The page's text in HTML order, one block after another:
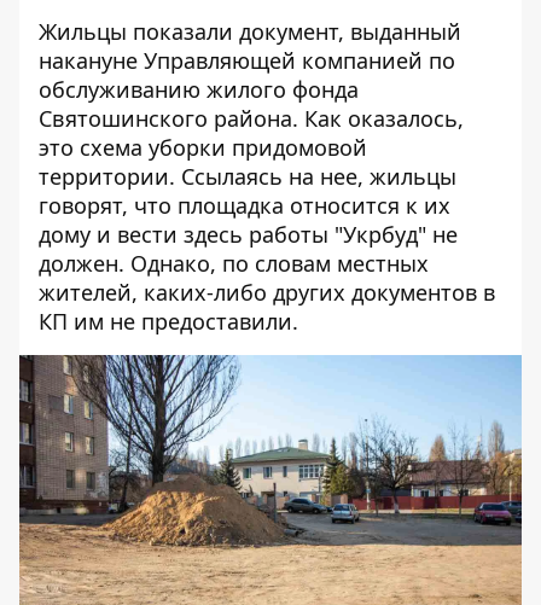
Жильцы показали документ, выданный
накануне Управляющей компанией по
обслуживанию жилого фонда
Святошинского района. Как оказалось,
это схема уборки придомовой
территории. Ссылаясь на нее, жильцы
говорят, что площадка относится к их
дому и вести здесь работы "Укрбуд" не
должен. Однако, по словам местных
жителей, каких-либо других документов в
КП им не предоставили.